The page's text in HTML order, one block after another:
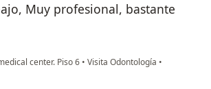
Muy profesional, bastante
center. Piso 6 • Visita Odontología •
Acero